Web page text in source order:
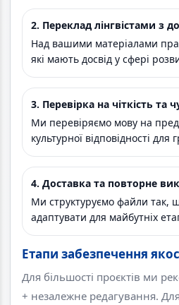
2. Переклад лінгвістами з
Над вашими матеріалами
які мають досвід у сфері
3. Перевірка на чіткість та
Ми перевіряємо мову на
культурної відповідності для
4. Доставка та повторне
Ми структуруємо файли так,
адаптувати для майбутніх
Етапи забезпечення
Для більшості проєктів ми
+ незалежне редагування.